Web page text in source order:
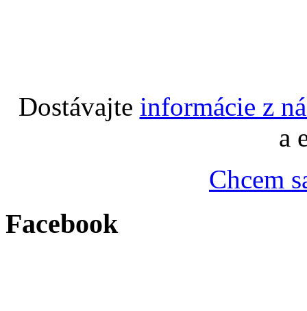
Dostávajte informácie z
a
Chcem
Facebook